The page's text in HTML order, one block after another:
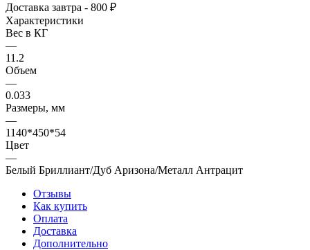
Доставка завтра - 800 ₽
Характеристики
Вес в КГ
—
11.2
Объем
—
0.033
Размеры, мм
—
1140*450*54
Цвет
—
Белый Бриллиант/Дуб Аризона/Металл Антрацит
Отзывы
Как купить
Оплата
Доставка
Дополнительно